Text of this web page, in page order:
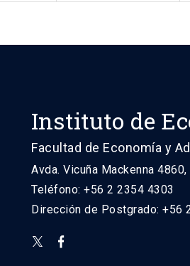
Instituto de
Facultad de Economía y
Avda. Vicuña Mackenna
Teléfono: +56 2 2354 4303
Dirección de Postgrado: +56